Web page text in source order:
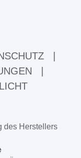
des Herstellers